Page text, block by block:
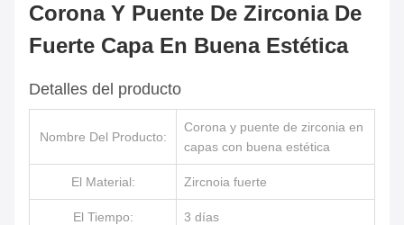
Corona Y Puente De Zirconia De
Fuerte Capa En Buena Estética
Detalles del producto
Nombre Del Producto:
Corona y puente de zirconia en
capas con buena estética
El Material: Zircnoia fuerte
El Tiempo: 3 días